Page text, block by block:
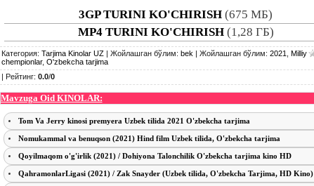
3GP TURINI KO'CHIRISH (675 МБ)
MP4 TURINI KO'CHIRISH (1,28 ГБ)
Категория: Tarjima Kinolar UZ| Жойлашган бўлим: bek | Жойлашган бўлим: 2021
Milliy
chempionlar, O'zbekcha tarjima
| Рейтинг: 0.0/0
Mavzuga Oid KINOLAR:
Tom Va Jerry kinosi premyera Uzbek tilida 2021 O'zbekcha tarjima
Nomukammal va benuqson (2021) Hind film Uzbek tilida, O'zbekcha tarjima
Qoyilmaqom o'g'irlik (2021) / Dohiyona Talonchilik O'zbekcha tarjima kino HD
QahramonlarLigasi (2021) / Zak Snayder (Uzbek tilida, O'zbekcha Tarjima, HD Kino)